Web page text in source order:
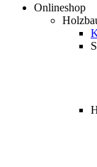
Onlineshop